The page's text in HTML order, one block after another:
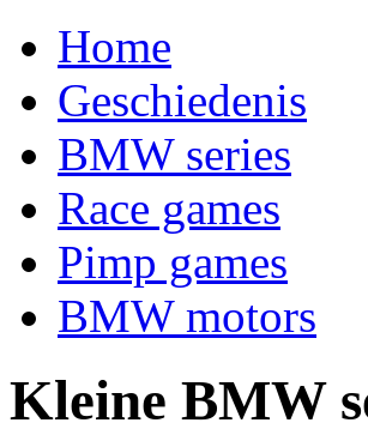
Home
Geschiedenis
BMW series
Race games
Pimp games
BMW motors
Kleine BMW